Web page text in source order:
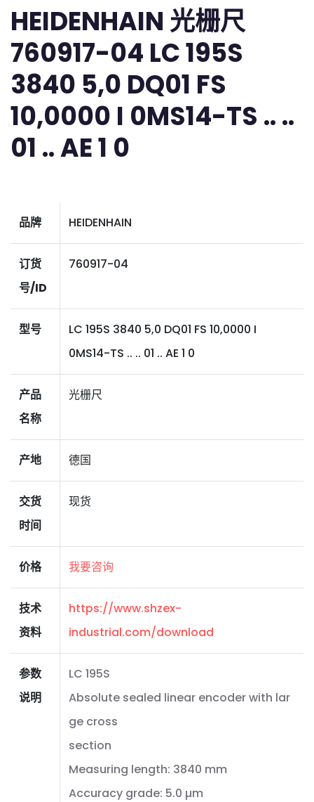
HEIDENHAIN 光栅尺
760917-04 LC 195S
3840 5,0 DQ01 FS
10,0000 I 0MS14-TS .. ..
01 .. AE 1 0
品牌 HEIDENHAIN
订货
号/ID
760917-04
型号
LC 195S 3840 5,0 DQ01 FS 10,0000 I
0MS14-TS .. .. 01 .. AE 1 0
产品
名称
光栅尺
产地 德国
交货
时间
现货
价格 我要咨询
技术
资料
https://www.shzex-
industrial.com/download
参数
说明
LC 195S
Absolute sealed linear encoder with lar
ge cross
section
Measuring length: 3840 mm
Accuracy grade: 5.0 µm